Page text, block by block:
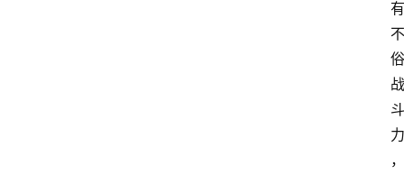
有
不
俗
战
斗
力
，